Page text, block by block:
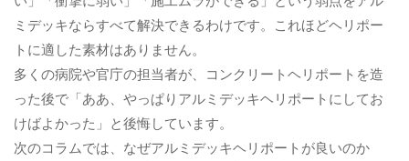
ミデッキならすべて解決できるわけです。これほどヘリポー
トに適した素材はありません。
多くの病院や官庁の担当者が、コンクリートヘリポートを造
った後で「ああ、やっぱりアルミデッキヘリポートにしてお
けばよかった」と後悔しています。
次のコラムでは、なぜアルミデッキヘリポートが良いのか